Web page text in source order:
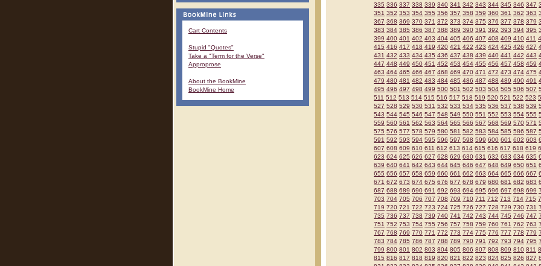
Cart Contents
Stupid "Quotes"
Take a "Term for the Verse"
Approprose
About the BookMine
BookMine Home
335 336 337 338 339 340 341 342 343 344 345 346 347
351 352 353 354 355 356 357 358 359 360 361 362 363
367 368 369 370 371 372 373 374 375 376 377 378 379
383 384 385 386 387 388 389 390 391 392 393 394 395
399 400 401 402 403 404 405 406 407 408 409 410 411
415 416 417 418 419 420 421 422 423 424 425 426 427
431 432 433 434 435 436 437 438 439 440 441 442 443
447 448 449 450 451 452 453 454 455 456 457 458 459
463 464 465 466 467 468 469 470 471 472 473 474 475
479 480 481 482 483 484 485 486 487 488 489 490 491
495 496 497 498 499 500 501 502 503 504 505 506 507
511 512 513 514 515 516 517 518 519 520 521 522 523
527 528 529 530 531 532 533 534 535 536 537 538 539
543 544 545 546 547 548 549 550 551 552 553 554 555
559 560 561 562 563 564 565 566 567 568 569 570 571
575 576 577 578 579 580 581 582 583 584 585 586 587
591 592 593 594 595 596 597 598 599 600 601 602 603
607 608 609 610 611 612 613 614 615 616 617 618 619
623 624 625 626 627 628 629 630 631 632 633 634 635
639 640 641 642 643 644 645 646 647 648 649 650 651
655 656 657 658 659 660 661 662 663 664 665 666 667
671 672 673 674 675 676 677 678 679 680 681 682 683
687 688 689 690 691 692 693 694 695 696 697 698 699
703 704 705 706 707 708 709 710 711 712 713 714 715
719 720 721 722 723 724 725 726 727 728 729 730 731
735 736 737 738 739 740 741 742 743 744 745 746 747
751 752 753 754 755 756 757 758 759 760 761 762 763
767 768 769 770 771 772 773 774 775 776 777 778 779
783 784 785 786 787 788 789 790 791 792 793 794 795
799 800 801 802 803 804 805 806 807 808 809 810 811
815 816 817 818 819 820 821 822 823 824 825 826 827